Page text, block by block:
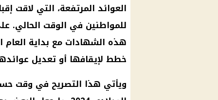
العوائد المرتفعة، التي لاقت
للمواطنين في الوقت الحالي.
هذه الشهادات مع بداية العام
خطط لإيقافها أو تعديل
ويأتي هذا التصريح في وقت